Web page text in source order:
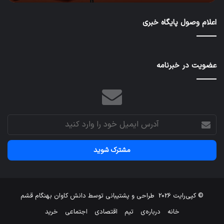
اعلام وصول پایگاه خبری
عضویت در خبرنامه
ایمیل
خود
وارد
© کپی‌رایت 2026 طراحی و پشتیبانی توسط دانش کاوان بهنگام قشم
خانه
درباره‌ی تیم اقتصادی اجتماعی خرید